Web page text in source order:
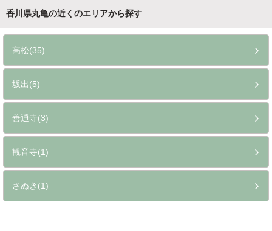
香川県丸亀の近くのエリアから探す
高松(35)
坂出(5)
善通寺(3)
観音寺(1)
さぬき(1)